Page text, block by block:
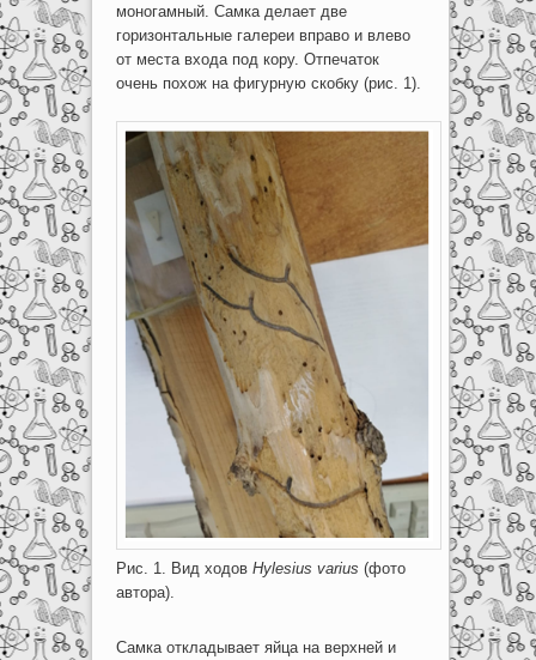
моногамный. Самка делает две
горизонтальные галереи вправо и влево
от места входа под кору. Отпечаток
очень похож на фигурную скобку (рис. 1).
Рис. 1. Вид ходов Hylesius varius (фото
автора).
Самка откладывает яйца на верхней и